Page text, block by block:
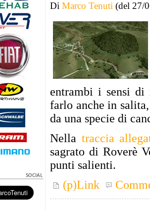
Di Marco Tenuti (del 27/
entrambi i sensi
farlo anche in
da una specie di
Nella traccia
sagrato di Roverè
punti salienti.
(p)Link